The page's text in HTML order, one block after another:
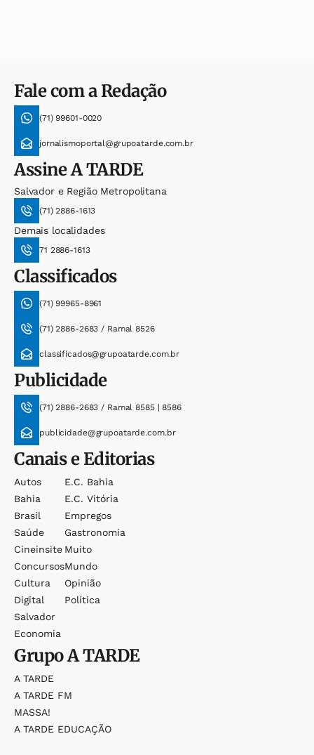
Fale com a Redação
(71) 99601-0020
jornalismoportal@grupoatarde.com.br
AssineA TARDE
Salvador e Região Metropolitana
(71) 2886-1613
Demais localidades
71 2886-1613
Classificados
(71) 99965-8961
(71) 2886-2683 / Ramal 8526
classificados@grupoatarde.com.br
Publicidade
(71) 2886-2683 / Ramal 8585 | 8586
publicidade@grupoatarde.com.br
Canais e Editorias
Autos
Bahia
Brasil
Saúde
Cineinsite
Concursos
Cultura
Digital
Salvador
Economia
E.c. Bahia
E.c. Vitória
Empregos
Gastronomia
Muito
Mundo
Opinião
Política
GrupoA TARDE
A TARDE
A TARDE FM
MASSA!
A TARDE EDUCAÇÃO